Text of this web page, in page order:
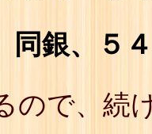
同銀、５
ので、続